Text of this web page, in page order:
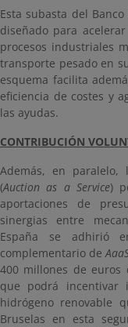
Esta subasta del
diseñado para
procesos industriales
transporte pesado en
esquema facilita
eficiencia de costes y
las ayudas.
CONTRIBUCIÓN
Además, en paralelo,
(Auction as a Service)
aportaciones de
sinergias entre
España se adhirió
complementario de
400 millones de euros
que podrá incentivar
hidrógeno renovable
Bruselas en esta